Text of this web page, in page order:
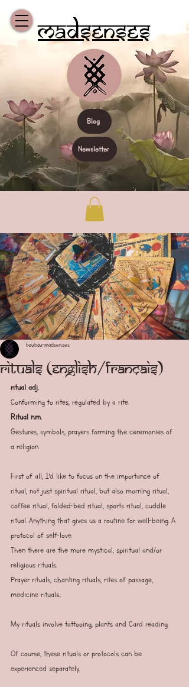
Madsenses
Blog
Newsletter
Rituals (english/français)
boubou-madsenses
ritual adj.
Conforming to rites, regulated by a rite.
Ritual n.m.
Gestures, symbols, prayers forming the ceremonies of
a religion.
First of all, I'd like to focus on the importance of
ritual, not just spiritual ritual, but also morning ritual,
coffee ritual, folded-bed ritual, sports ritual, cuddle
ritual. Anything that gives us a routine for well-being. A
protocol of self-love.
Then there are the more mystical, spiritual and/or
religious rituals.
Prayer rituals, chanting rituals, rites of passage,
medicine rituals...
My rituals involve tattooing, plants and Card reading.
Of course, these rituals or protocols can be
experienced separately.